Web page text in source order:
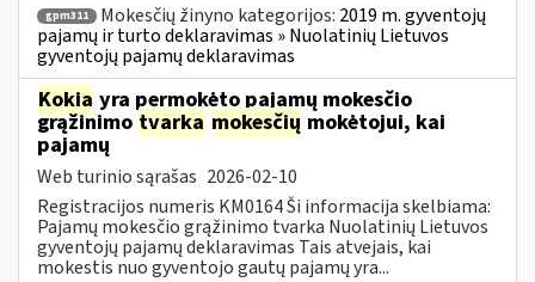
gpm311 Mokesčių žinyno kategorijos: 2019 m. gyventojų
pajamų ir turto deklaravimas » Nuolatinių Lietuvos
gyventojų pajamų deklaravimas
Kokia yra permokėto pajamų mokesčio
grąžinimo tvarka mokesčių mokėtojui, kai
pajamų
Web turinio sąrašas 2026-02-10
Registracijos numeris KM0164 Ši informacija skelbiama:
Pajamų mokesčio grąžinimo tvarka Nuolatinių Lietuvos
gyventojų pajamų deklaravimas Tais atvejais, kai
mokestis nuo gyventojo gautų pajamų yra...